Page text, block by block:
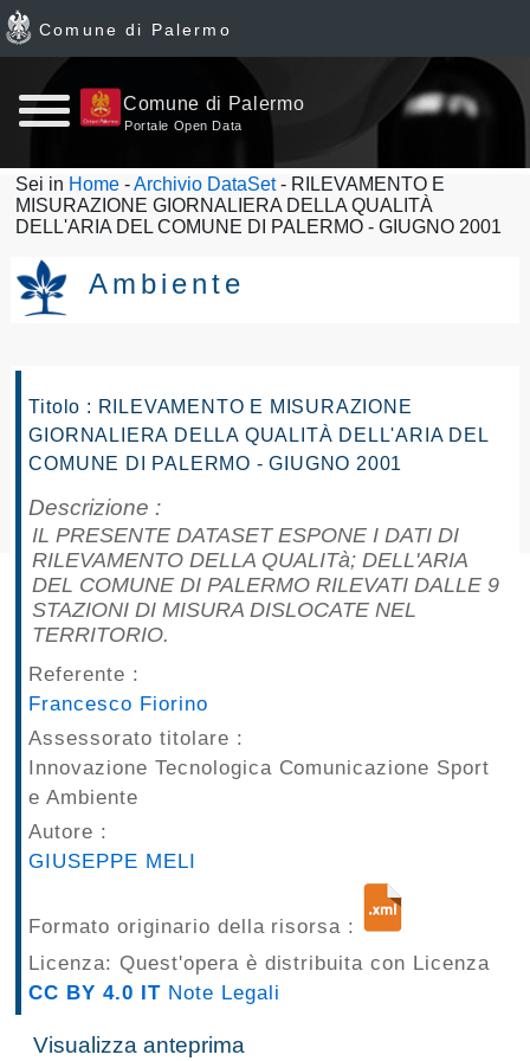
Home
News
Archivio
dataset
Report
pubblicazioni
Archivio
Documenti
Guida
Open
Data
Comune di Palermo
Comune di Palermo
Portale Open Data
Sei in Home -Archivio DataSet- RILEVAMENTO E
MISURAZIONE GIORNALIERA DELLA QUALITÀ
DELL'ARIA DEL COMUNE DI PALERMO - GIUGNO 2001
Ambiente
Titolo : RILEVAMENTO E MISURAZIONE
GIORNALIERA DELLA QUALITÀ DELL'ARIA DEL
COMUNE DI PALERMO - GIUGNO 2001
Descrizione :
IL PRESENTE DATASET ESPONE I DATI DI
RILEVAMENTO DELLA QUALITà; DELL'ARIA
DEL COMUNE DI PALERMO RILEVATI DALLE 9
STAZIONI DI MISURA DISLOCATE NEL
TERRITORIO.
Referente :
Francesco Fiorino
Assessorato titolare :
Innovazione Tecnologica Comunicazione Sport
e Ambiente
Autore :
GIUSEPPE MELI
Formato originario della risorsa :
Licenza: Quest'opera è distribuita con Licenza
CC BY 4.0 IT Note Legali
Visualizza anteprima